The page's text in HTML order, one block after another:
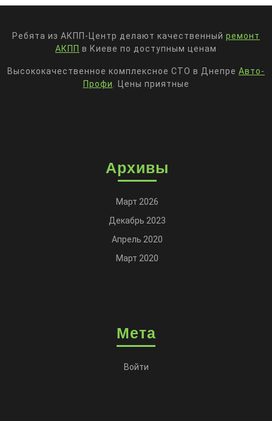
Ребята из АКПП-Центр делают качественный ремонт
АКПП в Киеве по доступным ценам
Высококачественное комплексное СТО в Днепре Авто-
Профи . Цены приятные
Архивы
Март 2026
Декабрь 2023
Апрель 2020
Март 2020
Мета
Войти